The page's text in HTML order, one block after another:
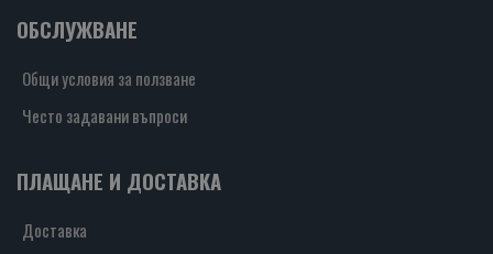
ОБСЛУЖВАНЕ
Общи условия за ползване
Често задавани въпроси
ПЛАЩАНЕ И ДОСТАВКА
Доставка